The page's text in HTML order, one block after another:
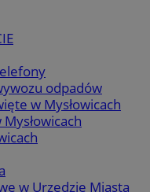
odpadów
w Mysłowicach
Mysłowicach
w Urzędzie Miasta